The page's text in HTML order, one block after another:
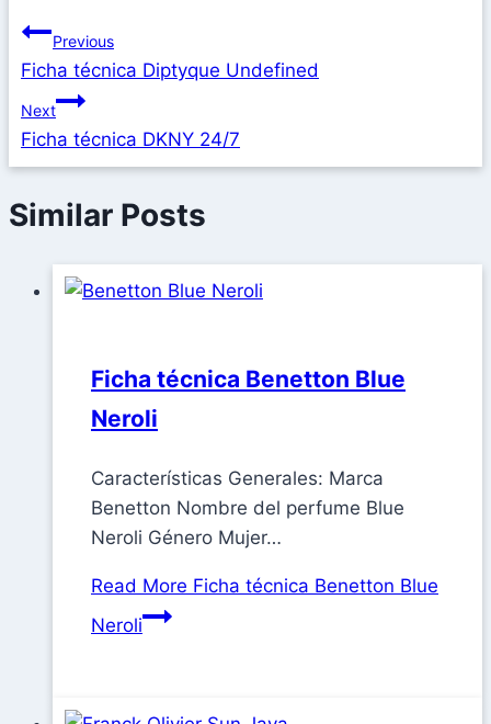
Previous
Ficha técnica Diptyque Undefined
Next
Ficha técnica DKNY 24/7
Similar Posts
Ficha técnica Benetton Blue
Neroli
Características Generales: Marca
Benetton Nombre del perfume Blue
Neroli Género Mujer…
Read More Ficha técnica Benetton Blue
Neroli